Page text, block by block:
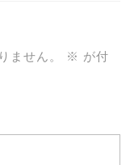
ません。 ※ が付